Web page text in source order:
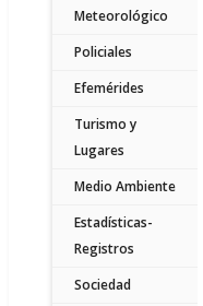
Meteorológico
Policiales
Efemérides
Turismo y
Lugares
Medio Ambiente
Estadísticas-
Registros
Sociedad